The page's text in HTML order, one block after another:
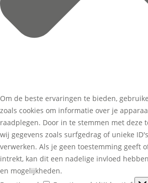
Om de beste ervaringen te bieden,
zoals cookies om informatie over je
raadplegen. Door in te stemmen met deze
wij gegevens zoals surfgedrag of unieke
verwerken. Als je geen toestemming geeft
intrekt, kan dit een nadelige invloed
en mogelijkheden.